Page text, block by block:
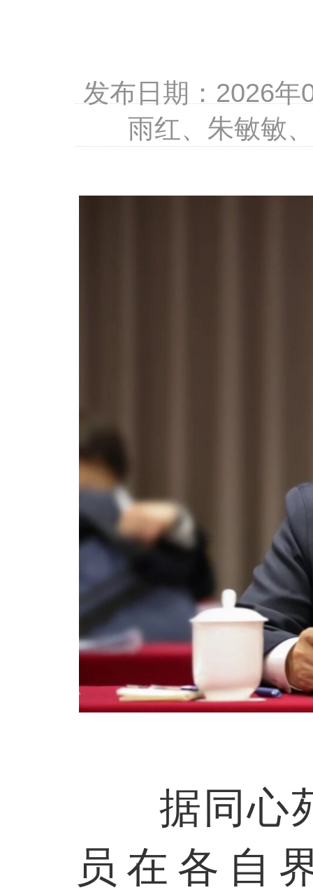
发布日期：2026
雨红、朱敏敏
据同心
员在各自